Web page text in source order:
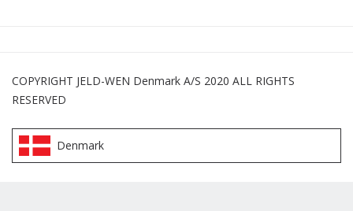
COPYRIGHT JELD-WEN Denmark A/S 2020 ALL RIGHTS
RESERVED
Denmark